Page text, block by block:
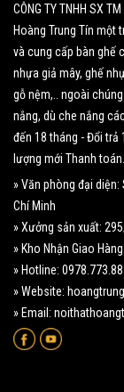
CÔNG TY TNHH SX
Hoàng Trung Tín một
và cung cấp bàn ghế
nhựa giả mây, ghế
gỗ nệm,.. ngoài
nắng, dù che nắng
đến 18 tháng - Đổi trả
lượng mới Thanh
» Văn phòng đại diện:
Chí Minh
» Xưởng sản xuất:
» Kho Nhận Giao
» Hotline:
» Website:
» Email: